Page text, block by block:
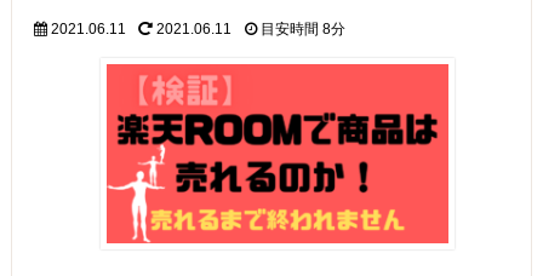
2021.06.11 2021.06.11 目安時間 8分